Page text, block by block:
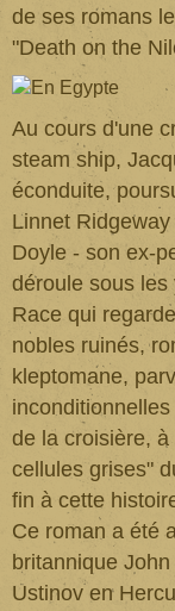
de ses romans
"Death on the
Au cours d'une
steam ship,
éconduite,
Linnet
Doyle - son ex-
déroule sous les
Race qui
nobles ruinés,
kleptomane,
de la croisière,
cellules grises"
fin à cette
Ce roman a été
britannique
Ustinov en